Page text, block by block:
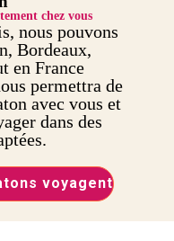
chez vous
nous pouvons
Bordeaux,
en France
permettra de
avec vous et
dans des
voyagent